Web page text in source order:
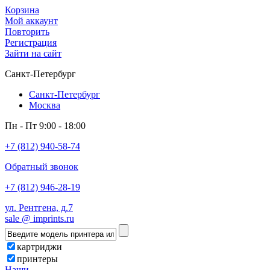
Корзина
Мой аккаунт
Повторить
Регистрация
Зайти на сайт
Санкт-Петербург
Санкт-Петербург
Москва
Пн - Пт 9:00 - 18:00
+7 (812) 940-58-74
Обратный звонок
+7 (812) 946-28-19
ул. Рентгена, д.7
sale @ imprints.ru
картриджи
принтеры